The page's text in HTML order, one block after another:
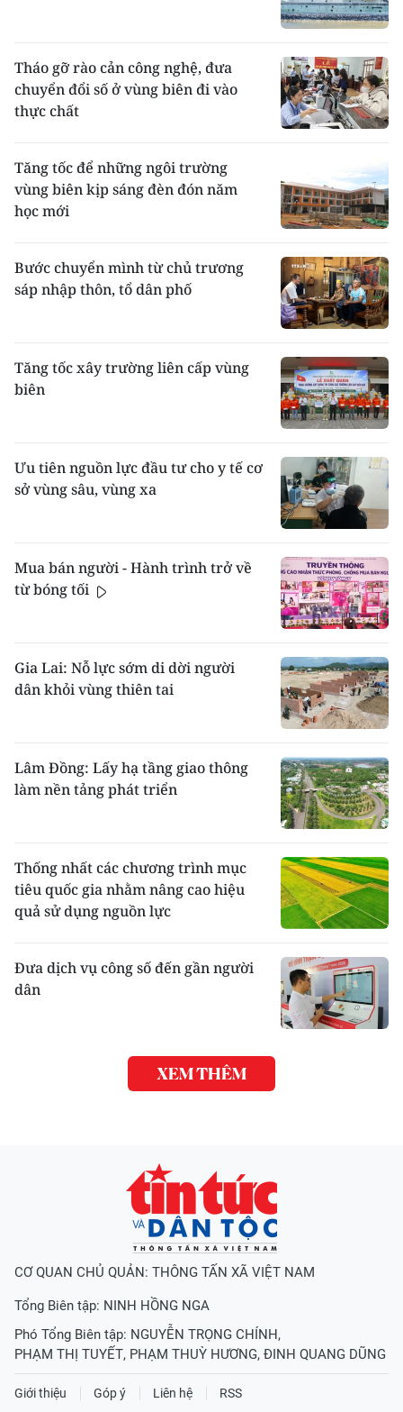
Tháo gỡ rào cản công nghệ, đưa
chuyển đổi số ở vùng biên đi vào
thực chất ​
Tăng tốc để những ngôi trường
vùng biên kịp sáng đèn đón năm
học mới
Bước chuyển mình từ chủ trương
sáp nhập thôn, tổ dân phố
Tăng tốc xây trường liên cấp vùng
biên
Ưu tiên nguồn lực đầu tư cho y tế cơ
sở vùng sâu, vùng xa
Mua bán người - Hành trình trở về
từ bóng tối
Gia Lai: Nỗ lực sớm di dời người
dân khỏi vùng thiên tai
Lâm Đồng: Lấy hạ tầng giao thông
làm nền tảng phát triển
Thống nhất các chương trình mục
tiêu quốc gia nhằm nâng cao hiệu
quả sử dụng nguồn lực
Đưa dịch vụ công số đến gần người
dân
XEM THÊM
CƠ QUAN CHỦ QUẢN: THÔNG TẤN XÃ VIỆT NAM
Tổng Biên tập: NINH HỒNG NGA
Phó Tổng Biên tập: NGUYỄN TRỌNG CHÍNH,
PHẠM THỊ TUYẾT, PHẠM THUỲ HƯƠNG, ĐINH QUANG DŨNG
Giới thiệu Góp ý Liên hệ RSS